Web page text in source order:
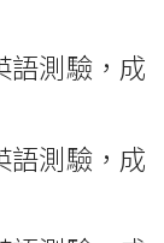
語測驗，成
語測驗，成